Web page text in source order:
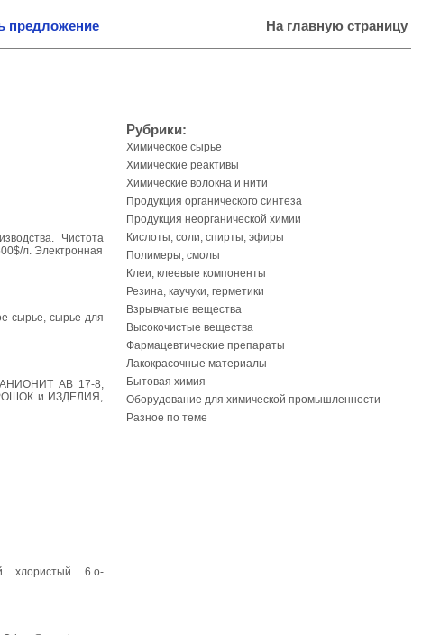
предложение На главную страницу
Чистота
л. Электронная
сырье, сырье для
АВ 17-8,
и ИЗДЕЛИЯ,
хлористый 6.о-
Рубрики:
Химическое сырье
Химические реактивы
Химические волокна и нити
Продукция органического синтеза
Продукция неорганической химии
Кислоты, соли, спирты, эфиры
Полимеры, смолы
Клеи, клеевые компоненты
Резина, каучуки, герметики
Взрывчатые вещества
Высокочистые вещества
Фармацевтические препараты
Лакокрасочные материалы
Бытовая химия
Оборудование для химической промышленности
Разное по теме